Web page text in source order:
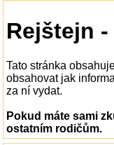
Rejštejn
Tato stránka
obsahovat jak
za ní vydat.
Pokud máte sami
ostatním rodičům.